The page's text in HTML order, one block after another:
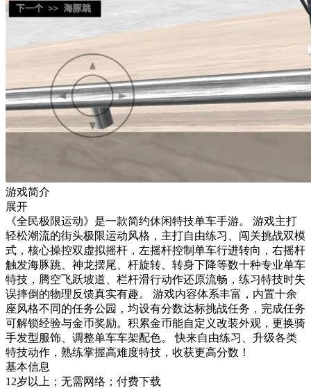
游戏简介
展开
《全民极限运动》是一款简约休闲特技单车手游。 游戏主打
轻松潮流的街头极限运动风格，主打自由练习、闯关挑战双模
式，核心操控双虚拟摇杆，左摇杆控制单车行进转向，右摇杆
触发海豚跳、神龙摆尾、杆旋转、转身下降等数十种专业单车
特技，腾空飞跃坡道、栏杆滑行动作还原流畅，练习特技时失
误摔倒的物理反馈真实有趣。 游戏内容体系丰富，内置十余
座风格不同的任务公园，均设有分数达标挑战任务，完成任务
可解锁经验与金币奖励。积累金币能自定义改装外观，更换骑
手发型服饰、调整单车车架配色。 快来自由练习、升级各类
特技动作，熟练掌握高难度特技，收获更高分数！
基本信息
12岁以上；无需网络；付费下载